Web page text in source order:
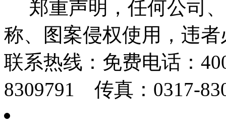
郑重声明，任何公司
称、图案侵权使用，违
联系热线： 免费电话：
8309791 传真：0317-